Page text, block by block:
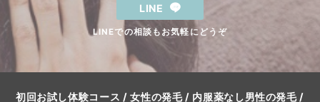
LINE
LINEでの相談もお気軽にどうぞ
初回お試し体験コース /女性の発毛/ 内服薬なし男性の発毛/